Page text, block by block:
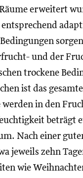
erweitert
und der
trockene
ist das
in den
beträgt
Nach einer
jeweils zehn
wie